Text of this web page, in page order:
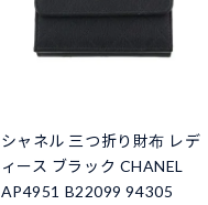
シャネル 三つ折り財布 レデ
ィース ブラック CHANEL
AP4951 B22099 94305